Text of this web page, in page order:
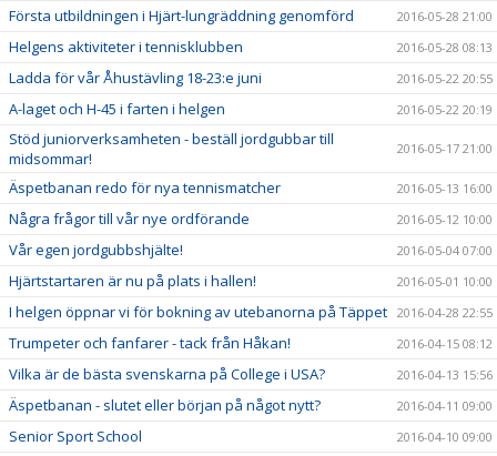
Första utbildningen i Hjärt-lungräddning genomförd 2016-05-28 21:00
Helgens aktiviteter i tennisklubben 2016-05-28 08:13
Ladda för vår Åhustävling 18-23:e juni 2016-05-22 20:55
A-laget och H-45 i farten i helgen 2016-05-22 20:19
Stöd juniorverksamheten - beställ jordgubbar till
midsommar!
2016-05-17 21:00
Äspetbanan redo för nya tennismatcher 2016-05-13 16:00
Några frågor till vår nye ordförande 2016-05-12 10:00
Vår egen jordgubbshjälte! 2016-05-04 07:00
Hjärtstartaren är nu på plats i hallen! 2016-05-01 10:00
I helgen öppnar vi för bokning av utebanorna på Täppet 2016-04-28 22:55
Trumpeter och fanfarer - tack från Håkan! 2016-04-15 08:12
Vilka är de bästa svenskarna på College i USA? 2016-04-13 15:56
Äspetbanan - slutet eller början på något nytt? 2016-04-11 09:00
Senior Sport School 2016-04-10 09:00